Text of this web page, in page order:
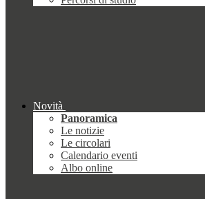
Novità
Panoramica
Le notizie
Le circolari
Calendario eventi
Albo online